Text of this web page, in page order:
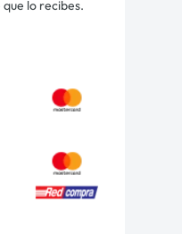
que lo recibes.